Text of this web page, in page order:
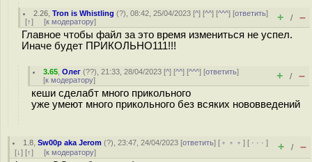
2.26 ,Tron is Whistling (?), 08:42, 25/04/2023 [^] [^^] [^^^] [ответить]
[↑] [к модератору] + / –
Главное чтобы файл за это время измениться не успел.
Иначе будет ПРИКОЛЬНО111!!!
3.65 ,Олег (??), 21:33, 28/04/2023 [^] [^^] [^^^] [ответить]
[к модератору] + / –
кеши сделабт много прикольного
уже умеют много прикольного без всяких нововведений
1.8 ,Sw00p aka Jerom (?), 23:47, 24/04/2023 [ответить] [ ﹢﹢﹢] [ · · ·]
[↓] [↑] [к модератору] + / –